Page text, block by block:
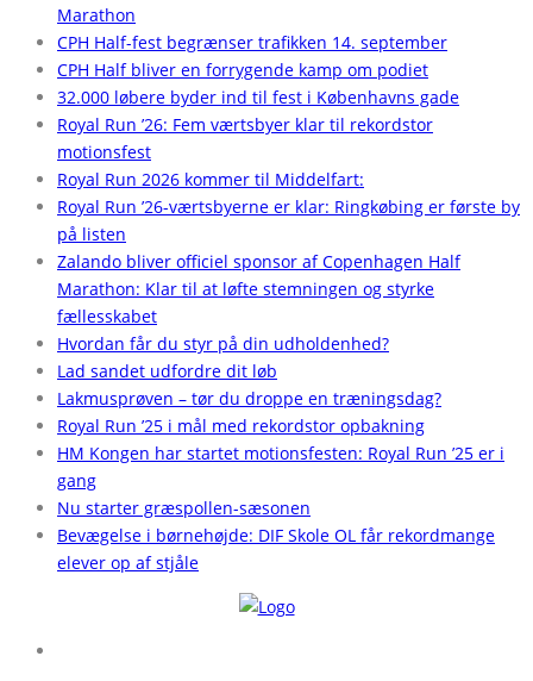
Marathon
CPH Half-fest begrænser trafikken 14. september
CPH Half bliver en forrygende kamp om podiet
32.000 løbere byder ind til fest i Københavns gade
Royal Run ’26: Fem værtsbyer klar til rekordstor
motionsfest
Royal Run 2026 kommer til Middelfart:
Royal Run ’26-værtsbyerne er klar: Ringkøbing er første by
på listen
Zalando bliver officiel sponsor af Copenhagen Half
Marathon: Klar til at løfte stemningen og styrke
fællesskabet
Hvordan får du styr på din udholdenhed?
Lad sandet udfordre dit løb
Lakmusprøven – tør du droppe en træningsdag?
Royal Run ’25 i mål med rekordstor opbakning
HM Kongen har startet motionsfesten: Royal Run ’25 er i
gang
Nu starter græspollen-sæsonen
Bevægelse i børnehøjde: DIF Skole OL får rekordmange
elever op af stjåle